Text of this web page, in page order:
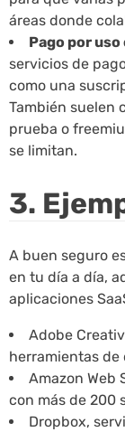
áreas donde
Pago por uso
servicios de
como una
También suelen
prueba o
se limitan.
3.
A buen seguro
en tu día a día,
aplicaciones
Adobe
herramientas de
Amazon Web
con más de 200
Dropbox,